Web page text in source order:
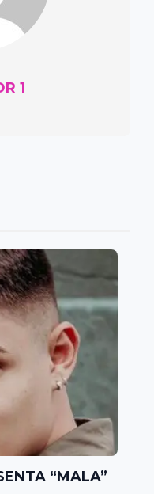
1
“MALA”